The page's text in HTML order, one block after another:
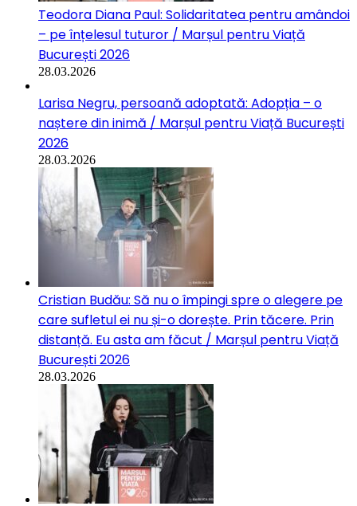
Teodora Diana Paul: Solidaritatea pentru amândoi
– pe înțelesul tuturor / Marșul pentru Viață
București 2026
28.03.2026
Larisa Negru, persoană adoptată: Adopția – o
naștere din inimă / Marșul pentru Viață București
2026
28.03.2026
Cristian Budău: Să nu o împingi spre o alegere pe
care sufletul ei nu și-o dorește. Prin tăcere. Prin
distanță. Eu asta am făcut / Marșul pentru Viață
București 2026
28.03.2026